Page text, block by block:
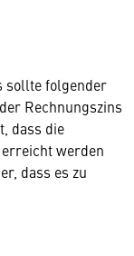
sollte folgender
Rechnungszins
dass die
werden
dass es zu